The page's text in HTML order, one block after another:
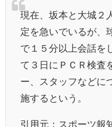
現在、坂本と大城２
定を急いでいるが、
で１５分以上会話を
て３日にＰＣＲ検査
ー、スタッフなどに
施するという。
引用元：スポーツ報